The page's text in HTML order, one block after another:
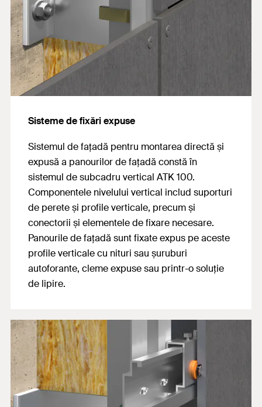
Sisteme de fixări expuse
Sistemul de fațadă pentru montarea directă și
expusă a panourilor de fațadă constă în
sistemul de subcadru vertical ATK 100.
Componentele nivelului vertical includ suporturi
de perete și profile verticale, precum și
conectorii și elementele de fixare necesare.
Panourile de fațadă sunt fixate expus pe aceste
profile verticale cu nituri sau șuruburi
autoforante, cleme expuse sau printr-o soluție
de lipire.